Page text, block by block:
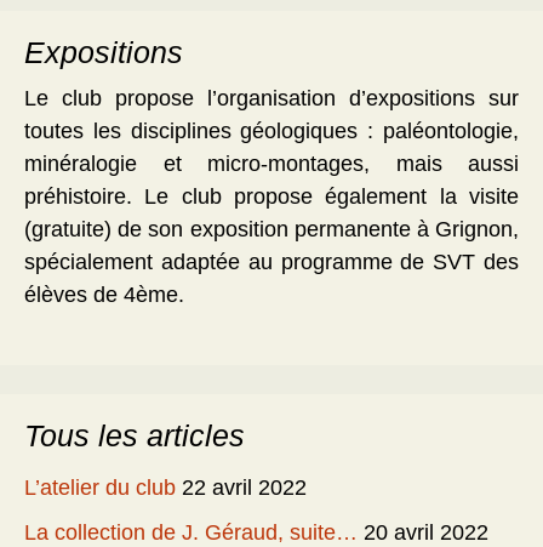
Expositions
Le club propose l’organisation d’expositions sur
toutes les disciplines géologiques : paléontologie,
minéralogie et micro-montages, mais aussi
préhistoire. Le club propose également la visite
(gratuite) de son exposition permanente à Grignon,
spécialement adaptée au programme de SVT des
élèves de 4ème.
Tous les articles
L’atelier du club 22 avril 2022
La collection de J. Géraud, suite… 20 avril 2022